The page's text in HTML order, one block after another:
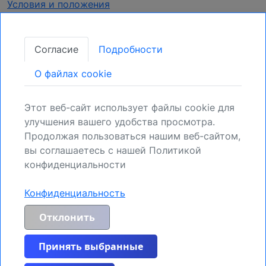
Условия и положения
Получать обновления
Закрепите свою позицию:
Зарегистрируйтесь для получения новых
возможностей.
Регистрация
Общее предупреждение о рисках и отказ от ответственности:
MyIndicators.ch явно исключает любую ответственность за риски,
возникающие в результате инвестиционных сделок или иных
распоряжений активами, осуществляемых клиентом на основе
полученной информации или рыночного анализа. Вся информация,
предоставленная здесь, носит общий характер и предоставляется
только для примера, без обязательств и без конкретных рекомендаций
Согласие Подробности
O файлах cookie
Этот веб-сайт использует файлы cookie для
улучшения вашего удобства просмотра.
Продолжая пользоваться нашим веб-сайтом,
вы соглашаетесь с нашей Политикой
конфиденциальности
Конфиденциальность
Отклонить
Принять выбранные